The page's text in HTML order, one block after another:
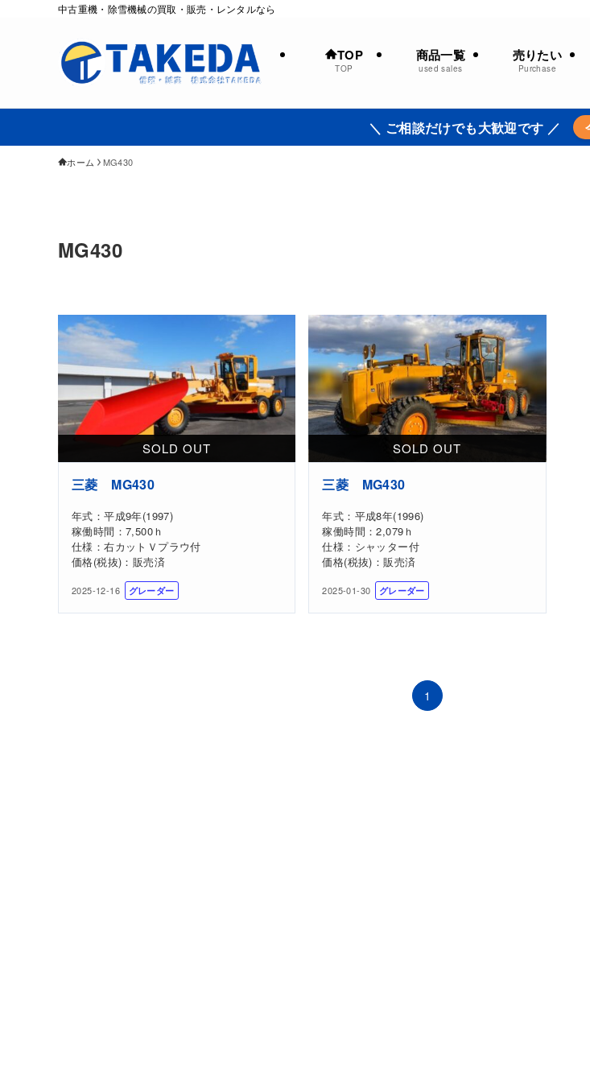
中古重機・除雪機械の買取・販売・レンタルなら
TOP
TOP
商品一覧
used sales
売りたい
Purchase
＼ ご相談だけでも大歓迎です ／
ホーム MG430
MG430
三菱 MG430
年式：平成9年(1997)
稼働時間：7,500ｈ
仕様：右カットＶプラウ付
価格(税抜)：販売済
2025-12-16 グレーダー
三菱 MG430
年式：平成8年(1996)
稼働時間：2,079ｈ
仕様：シャッター付
価格(税抜)：販売済
2025-01-30 グレーダー
1